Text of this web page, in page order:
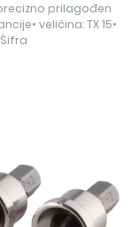
prilagođen
veličina: TX 15•